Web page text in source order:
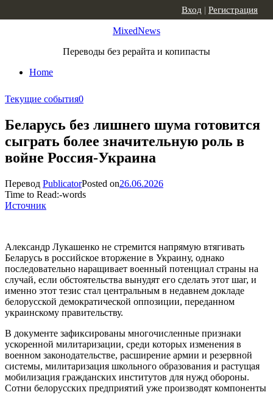
MixedNews
Переводы без рерайта и копипасты
Home
Вход | Регистрация
Текущие события0
Беларусь без лишнего шума готовится
сыграть более значительную роль в
войне Россия-Украина
Перевод PublicatorPosted on26.06.2026
Time to Read:-words
Источник
Александр Лукашенко не стремится напрямую втягивать
Беларусь в российское вторжение в Украину, однако
последовательно наращивает военный потенциал страны на
случай, если обстоятельства вынудят его сделать этот шаг, и
именно этот тезис стал центральным в недавнем докладе
белорусской демократической оппозиции, переданном
украинскому правительству.
В документе зафиксированы многочисленные признаки
ускоренной милитаризации, среди которых изменения в
военном законодательстве, расширение армии и резервной
системы, милитаризация школьного образования и растущая
мобилизация гражданских институтов для нужд обороны.
Сотни белорусских предприятий уже производят компоненты